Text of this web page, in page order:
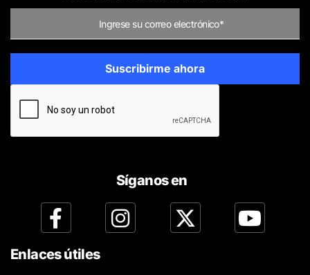
Síganos en
Enlaces útiles